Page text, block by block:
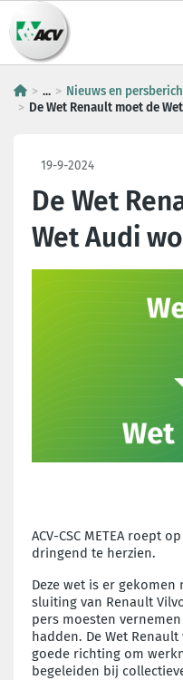
...
Nieuws en
De Wet Renault moet de
19-9-2024
De Wet
Wet Audi
ACV-CSC METEA roept
dringend te herzien.
Deze wet is er
sluiting van Renault
pers moesten
hadden. De Wet
goede richting om
begeleiden bij